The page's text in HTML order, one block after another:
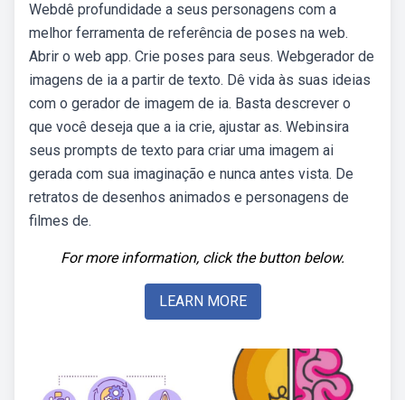
Webdê profundidade a seus personagens com a
melhor ferramenta de referência de poses na web.
Abrir o web app. Crie poses para seus. Webgerador de
imagens de ia a partir de texto. Dê vida às suas ideias
com o gerador de imagem de ia. Basta descrever o
que você deseja que a ia crie, ajustar as. Webinsira
seus prompts de texto para criar uma imagem ai
gerada com sua imaginação e nunca antes vista. De
retratos de desenhos animados e personagens de
filmes de.
For more information, click the button below.
LEARN MORE